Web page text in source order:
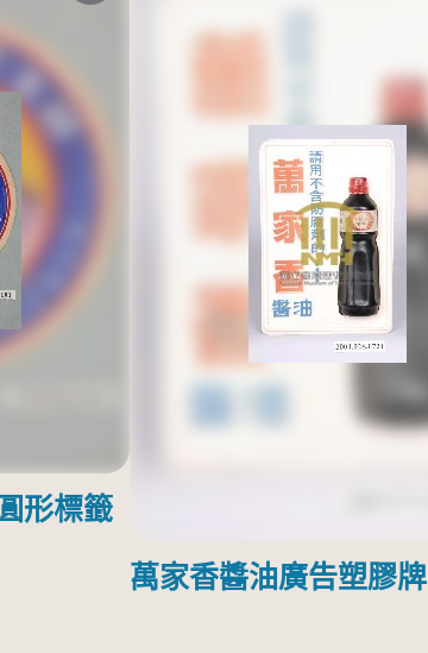
形標籤
萬家香醬油廣告塑膠牌